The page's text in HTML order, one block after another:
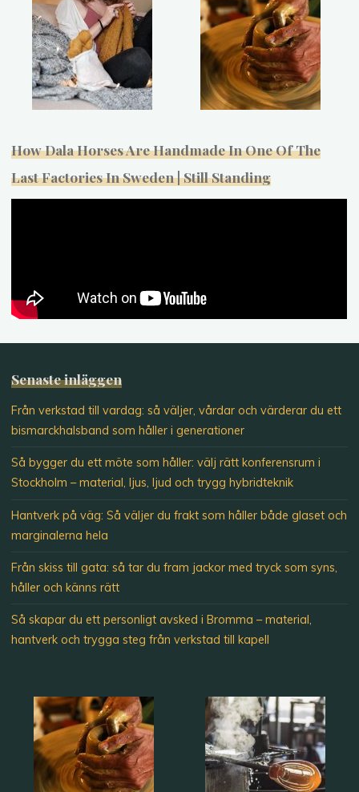
How Dala Horses Are Handmade In One Of The
Last Factories In Sweden | Still Standing
Senaste inläggen
Från verkstad till vardag: så väljer, vårdar och värderar du ett
bismarckhalsband som håller i generationer
Så bygger du ett möte som håller: välj rätt konferensrum i
Stockholm – material, ljus, ljud och trygg hybridteknik
Hantverk på väg: Så väljer du frakt som håller både glaset och
marginalerna hela
Från skiss till gata: så tar du fram jackor med tryck som syns,
håller och känns rätt
Så skapar du ett personligt avsked i Bromma – material,
hantverk och trygga steg från verkstad till kapell